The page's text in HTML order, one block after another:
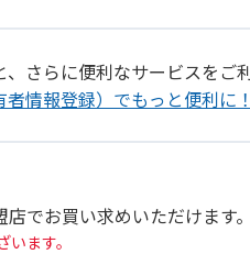
さらに便利なサービスをご
情報登録）でもっと便利に！
でお買い求めいただけます。
ます。